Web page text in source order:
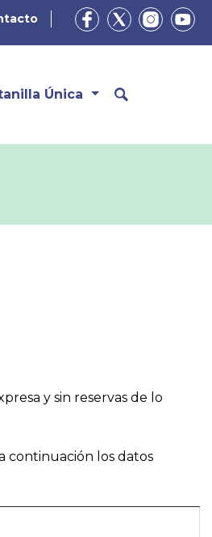
Única
y sin reservas de lo
continuación los datos